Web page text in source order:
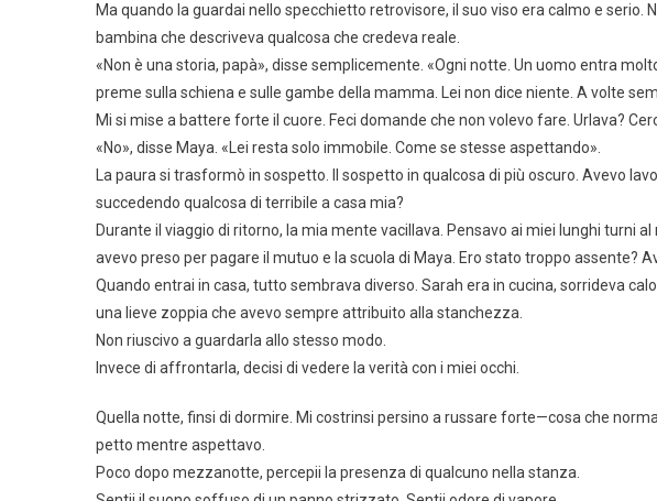
Ma quando la guardai nello specchietto retrovisore, il suo viso era calmo e serio.
bambina che descriveva qualcosa che credeva reale.
«Non è una storia, papà», disse semplicemente. «Ogni notte. Un uomo entra
preme sulla schiena e sulle gambe della mamma. Lei non dice niente. A volte
Mi si mise a battere forte il cuore. Feci domande che non volevo fare. Urlava?
«No», disse Maya. «Lei resta solo immobile. Come se stesse aspettando».
La paura si trasformò in sospetto. Il sospetto in qualcosa di più oscuro. Avevo
succedendo qualcosa di terribile a casa mia?
Durante il viaggio di ritorno, la mia mente vacillava. Pensavo ai miei lunghi turni
avevo preso per pagare il mutuo e la scuola di Maya. Ero stato troppo assente?
Quando entrai in casa, tutto sembrava diverso. Sarah era in cucina, sorrideva
una lieve zoppia che avevo sempre attribuito alla stanchezza.
Non riuscivo a guardarla allo stesso modo.
Invece di affrontarla, decisi di vedere la verità con i miei occhi.
Quella notte, finsi di dormire. Mi costrinsi persino a russare forte—cosa che
petto mentre aspettavo.
Poco dopo mezzanotte, percepii la presenza di qualcuno nella stanza.